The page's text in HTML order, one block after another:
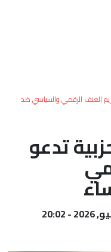
العنف الرقمي والسياسي ضد
تدعو